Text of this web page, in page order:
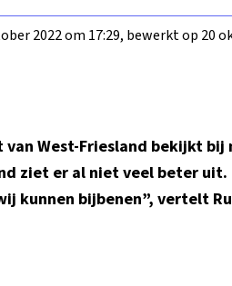
2022 om 17:29, bewerkt op 20
van West-Friesland bekijkt
ziet er al niet veel beter
kunnen bijbenen”, vertelt